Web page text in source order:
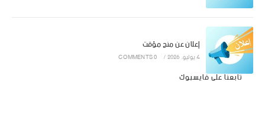
إعلان عن منح مؤقت
4 يوليو، 2026 /
0 COMMENTS
تابعنا على فايسبوك